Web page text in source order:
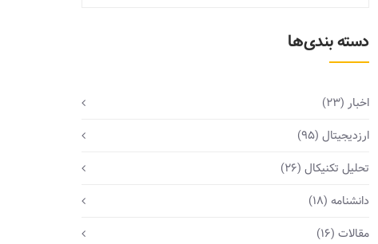
دسته بندی‌ها
اخبار (23)
ارزدیجیتال (95)
تحلیل تکنیکال (26)
دانشنامه (18)
مقالات (16)